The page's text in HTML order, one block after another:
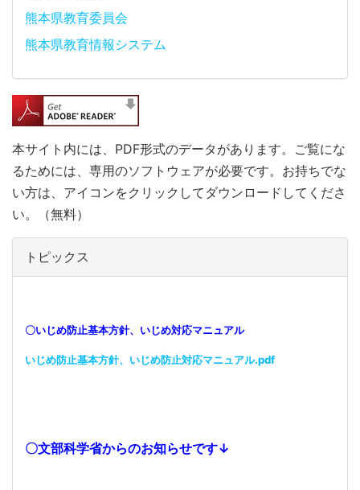
熊本県教育委員会
熊本県教育情報システム
本サイト内には、PDF形式のデータがあります。ご覧にな
るためには、専用のソフトウェアが必要です。お持ちでな
い方は、アイコンをクリックしてダウンロードしてくださ
い。（無料）
トピックス
〇いじめ防止基本方針、いじめ対応マニュアル
いじめ防止基本方針、いじめ防止対応マニュアル.pdf
〇文部科学省からのお知らせです↓